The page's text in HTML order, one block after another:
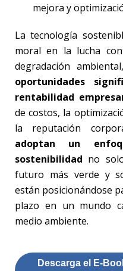
mejora y
La tecnología
moral en la lucha
degradación
oportunidades
rentabilidad
de costos, la
la reputación
adoptan un
sostenibilidad no
futuro más verde y
están posicionándose
plazo en un mundo
medio ambiente.
Descarga el E-